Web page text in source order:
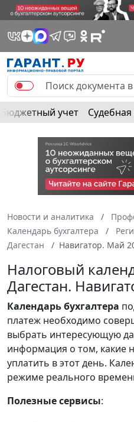
Бюджетный учет Судебная
Новости и аналитика
Календарь бухгалтера
Дагестан
Навигатор. Май
Налоговый
Дагестан.
Календарьбухгалтера
платеж необходимо
выбрать интересующую
информация о том, какие
уплатить в этот день.
режиме реального
Полезные сервисы: